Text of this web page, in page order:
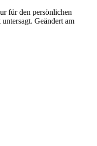
für den persönlichen
Geändert am